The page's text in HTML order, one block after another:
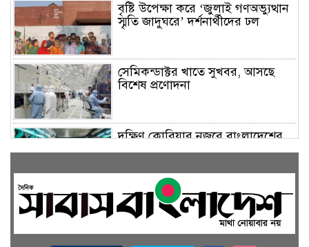
বৃষ্টি উপেক্ষা করে ‘জুলাই গণঅভ্যুত্থান
স্মৃতি জাদুঘরে’ দর্শনার্থীদের ঢল
সেমিকন্ডাক্টর খাতে সুখবর, আসছে
বিশেষ প্রণোদনা
দক্ষিণ কোরিয়ার নজরে বাংলাদেশের
পোশাক শিল্প, বড় বিনিয়োগ সম্ভাবনা
জলাবদ্ধ এলাকায় কৃষিতে নতুন দিগন্ত:
পলি নেট হাউসে বছরে ১০ লাখ পর্যন্ত
মানসম্মত চারা উৎপাদন